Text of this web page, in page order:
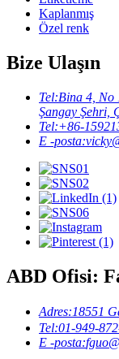
Kaplanmış
Özel renk
Bize Ulaşın
Tel:Bina 4, No
Şangay Şehri,
Tel:+86-
E -posta:
ABD Ofisi:
Adres:18551
Tel:01-949-
E -posta: